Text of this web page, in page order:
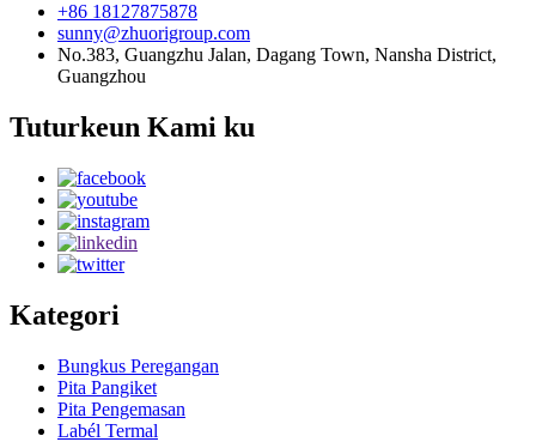
+86 18127875878
sunny@zhuorigroup.com
No.383, Guangzhu Jalan, Dagang Town, Nansha District,
Guangzhou
Tuturkeun Kami ku
Kategori
Bungkus Peregangan
Pita Pangiket
Pita Pengemasan
Labél Termal